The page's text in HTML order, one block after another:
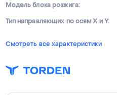
Модель блока розжига:
Тип направляющих по осям X и Y:
Смотреть все характеристики